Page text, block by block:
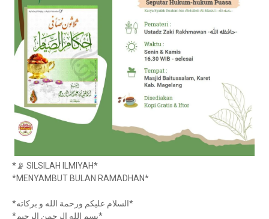
*📡 SILSILAH ILMIYAH*
*MENYAMBUT BULAN RAMADHAN*
*السلام عليكم ورحمة الله و بركاته*
*بسم الله الرحمن الرحيم*